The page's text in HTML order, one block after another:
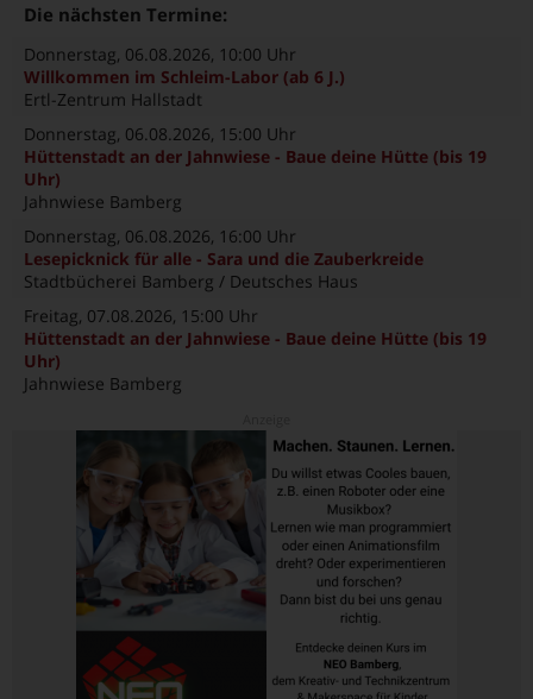
Die nächsten Termine:
Donnerstag, 06.08.2026, 10:00 Uhr
Willkommen im Schleim-Labor (ab 6 J.)
Ertl-Zentrum Hallstadt
Donnerstag, 06.08.2026, 15:00 Uhr
Hüttenstadt an der Jahnwiese - Baue deine Hütte (bis 19
Uhr)
Jahnwiese Bamberg
Donnerstag, 06.08.2026, 16:00 Uhr
Lesepicknick für alle - Sara und die Zauberkreide
Stadtbücherei Bamberg / Deutsches Haus
Freitag, 07.08.2026, 15:00 Uhr
Hüttenstadt an der Jahnwiese - Baue deine Hütte (bis 19
Uhr)
Jahnwiese Bamberg